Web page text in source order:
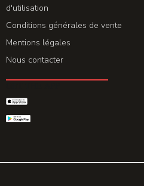
d'utilisation
Conditions générales de vente
Mentions légales
Nous contacter